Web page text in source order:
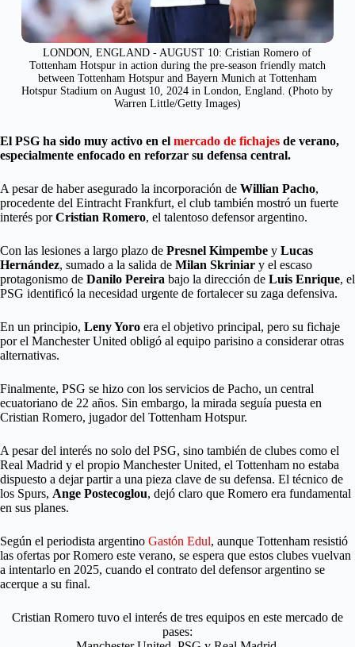
LONDON, ENGLAND - AUGUST 10: Cristian Romero of
Tottenham Hotspur in action during the pre-season friendly match
between Tottenham Hotspur and Bayern Munich at Tottenham
Hotspur Stadium on August 10, 2024 in London, England. (Photo by
Warren Little/Getty Images)
El PSG ha sido muy activo en el mercado de fichajes de verano,
especialmente enfocado en reforzar su defensa central.
A pesar de haber asegurado la incorporación de Willian Pacho,
procedente del Eintracht Frankfurt, el club también mostró un fuerte
interés porCristian Romero, el talentoso defensor argentino.
Con las lesiones a largo plazo de Presnel Kimpembe y Lucas
Hernández, sumado a la salida de Milan Skriniar y el escaso
protagonismo de Danilo Pereira bajo la dirección de Luis Enrique, el
PSG identificó la necesidad urgente de fortalecer su zaga defensiva.
En un principio, Leny Yoro era el objetivo principal, pero su fichaje
por el Manchester United obligó al equipo parisino a considerar otras
alternativas.
Finalmente, PSG se hizo con los servicios de Pacho, un central
ecuatoriano de 22 años. Sin embargo, la mirada seguía puesta en
Cristian Romero, jugador del Tottenham Hotspur.
A pesar del interés no solo del PSG, sino también de clubes como el
Real Madrid y el propio Manchester United, el Tottenham no estaba
dispuesto a dejar partir a una pieza clave de su defensa. El técnico de
los Spurs, Ange Postecoglou, dejó claro que Romero era fundamental
en sus planes.
Según el periodista argentino Gastón Edul, aunque Tottenham resistió
las ofertas por Romero este verano, se espera que estos clubes vuelvan
a intentarlo en 2025, cuando el contrato del defensor argentino se
acerque a su final.
Cristian Romero tuvo el interés de tres equipos en este mercado de
pases: